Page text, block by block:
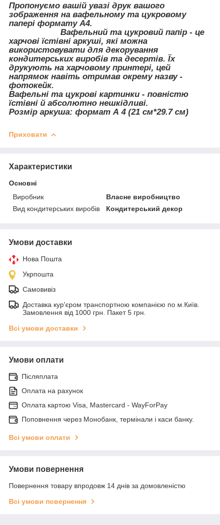
Пропонуємо вашій увазі друк вашого
зображення на вафельному та цукровому
папері формату А4.
Вафельний та цукровий папір - це
харчові їстівні аркуші, які можна
використовувати для декорування
кондитерських виробів та десертів. Їх
друкують на харчовому принтері, цей
напрямок навіть отримав окрему назву -
фотокейк.
Вафельні та цукрові картинки - повністю
їстівні й абсолютно нешкідливі.
Розмір аркуша: формат А 4 (21 см*29.7 см)
Приховати
Характеристики
Основні
Виробник
Власне виробництво
Вид кондитерських виробів
Кондитерський декор
Умови доставки
Нова Пошта
Укрпошта
Самовивіз
Доставка кур'єром транспортною компанією по м.Київ.
Замовлення від 1000 грн. Пакет 5 грн.
Всі умови доставки
Умови оплати
Післяплата
Оплата на рахунок
Оплата картою Visa, Mastercard - WayForPay
Поповнення через Монобанк, термінали і каси банку.
Всі умови оплати
Умови повернення
Повернення товару впродовж 14 днів за домовленістю
Всі умови повернення